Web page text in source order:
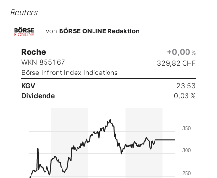
Reuters
von BÖRSE ONLINE Redaktion
Roche
WKN 855167
Börse Infront Index Indications
+0,00 %
329,82 CHF
KGV
23,53
Dividende
0,03 %
250
300
350